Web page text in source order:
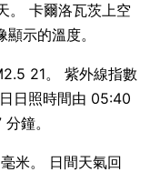
。 卡爾洛瓦茨上空
示的溫度。
21。 紫外線指數
日照時間由 05:40
鐘。
米。 日間天氣回